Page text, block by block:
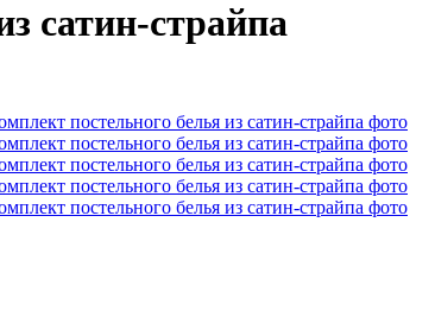
сатин-страйпа